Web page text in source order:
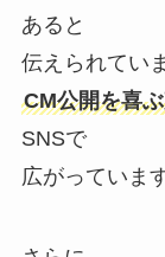
あると
伝えられてい
CM公開を喜
SNSで
広がっています